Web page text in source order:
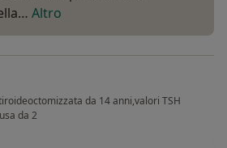
Altro
da 14 anni,valori TSH
da 2